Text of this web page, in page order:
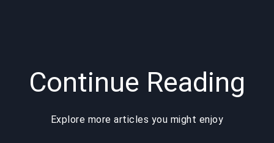
Continue Reading
Explore more articles you might enjoy